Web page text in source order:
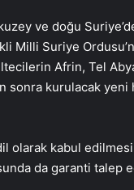
ve doğu
Milli Suriye
Afrin, Tel
kurulacak yeni
olarak kabul
da garanti talep